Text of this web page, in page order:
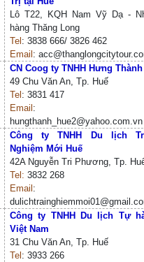
Lô T22, KQH Nam Vỹ Dạ -
hàng Thăng Long
Tel : 3838 666/ 3826 462
Email :
CN Coog ty TNHH Hưng Thành
49 Chu Văn An, Tp. Huế
Tel : 3831 417
Email :
hungthanh_hue2@yahoo.com.vn
Công ty TNHH Du lịch
Nghiệm Mới Huế
42A Nguyễn Tri Phương, Tp.
Tel: 3832 268
Email :
Công ty TNHH Du lịch Tự
Việt Nam
31 Chu Văn An, Tp. Huế
Tel : 3933 266